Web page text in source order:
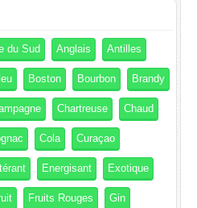
du Sud Anglais Antilles
Boston Bourbon Brandy
Chartreuse Chaud
Cola Curaçao
Energisant Exotique
Fruits Rouges Gin